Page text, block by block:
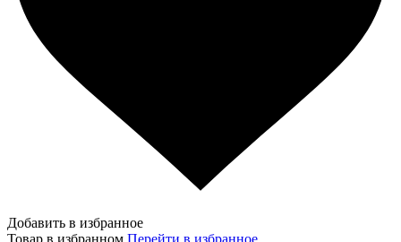
Добавить в избранное
Товар в избранном Перейти в избранное